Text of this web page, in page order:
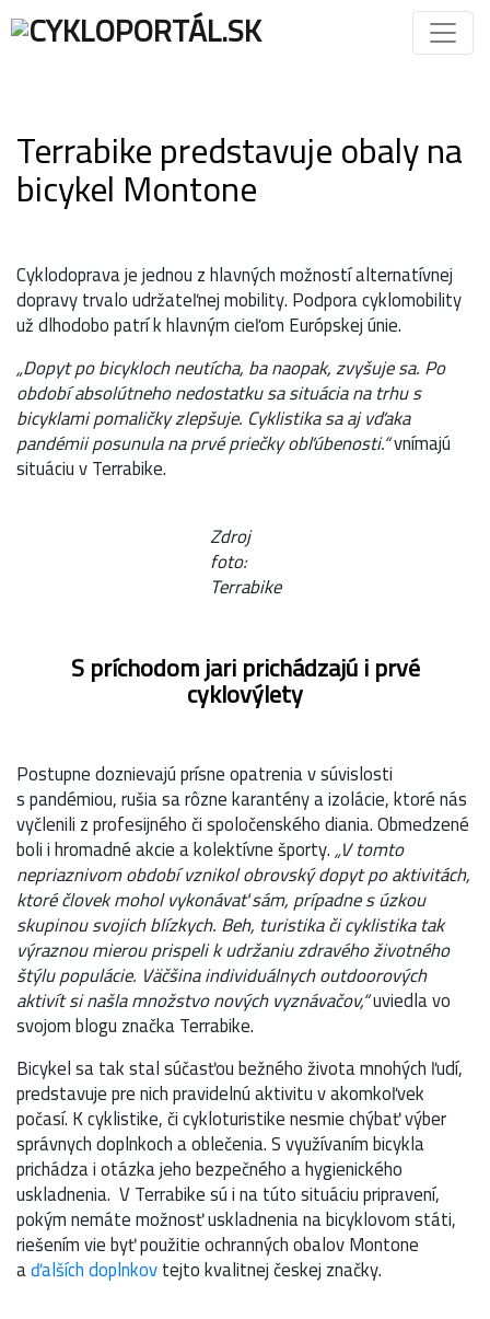
Terrabike predstavuje obaly na
bicykel Montone
Cyklodoprava je jednou z hlavných možností alternatívnej
dopravy trvalo udržateľnej mobility. Podpora cyklomobility
už dlhodobo patrí k hlavným cieľom Európskej únie.
„Dopyt po bicykloch neutícha, ba naopak, zvyšuje sa. Po
období absolútneho nedostatku sa situácia na trhu s
bicyklami pomaličky zlepšuje. Cyklistika sa aj vďaka
pandémii posunula na prvé priečky obľúbenosti.“vnímajú
situáciu v Terrabike.
Zdroj
foto:
Terrabike
S príchodom jari prichádzajú i prvé
cyklovýlety
Postupne doznievajú prísne opatrenia v súvislosti
s pandémiou, rušia sa rôzne karantény a izolácie, ktoré nás
vyčlenili z profesijného či spoločenského diania. Obmedzené
boli i hromadné akcie a kolektívne športy.„V tomto
nepriaznivom období vznikol obrovský dopyt po aktivitách,
ktoré človek mohol vykonávať sám, prípadne s úzkou
skupinou svojich blízkych. Beh, turistika či cyklistika tak
výraznou mierou prispeli k udržaniu zdravého životného
štýlu populácie. Väčšina individuálnych outdoorových
aktivít si našla množstvo nových vyznávačov,“uviedla vo
svojom blogu značka Terrabike.
Bicykel sa tak stal súčasťou bežného života mnohých ľudí,
predstavuje pre nich pravidelnú aktivitu v akomkoľvek
počasí. K cyklistike, či cykloturistike nesmie chýbať výber
správnych doplnkoch a oblečenia. S využívaním bicykla
prichádza i otázka jeho bezpečného a hygienického
uskladnenia. V Terrabike sú i na túto situáciu pripravení,
pokým nemáte možnosť uskladnenia na bicyklovom státi,
riešením vie byť použitie ochranných obalov Montone
aďalších doplnkovtejto kvalitnej českej značky.